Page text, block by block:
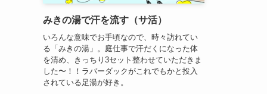
みきの湯で汗を流す（サ活）
いろんな意味でお手頃なので、時々訪れてい
る「みきの湯」。庭仕事で汗だくになった体
を清め、きっちり3セット整わせていただきま
した〜！！ラバーダックがこれでもかと投入
されている足湯が好き。